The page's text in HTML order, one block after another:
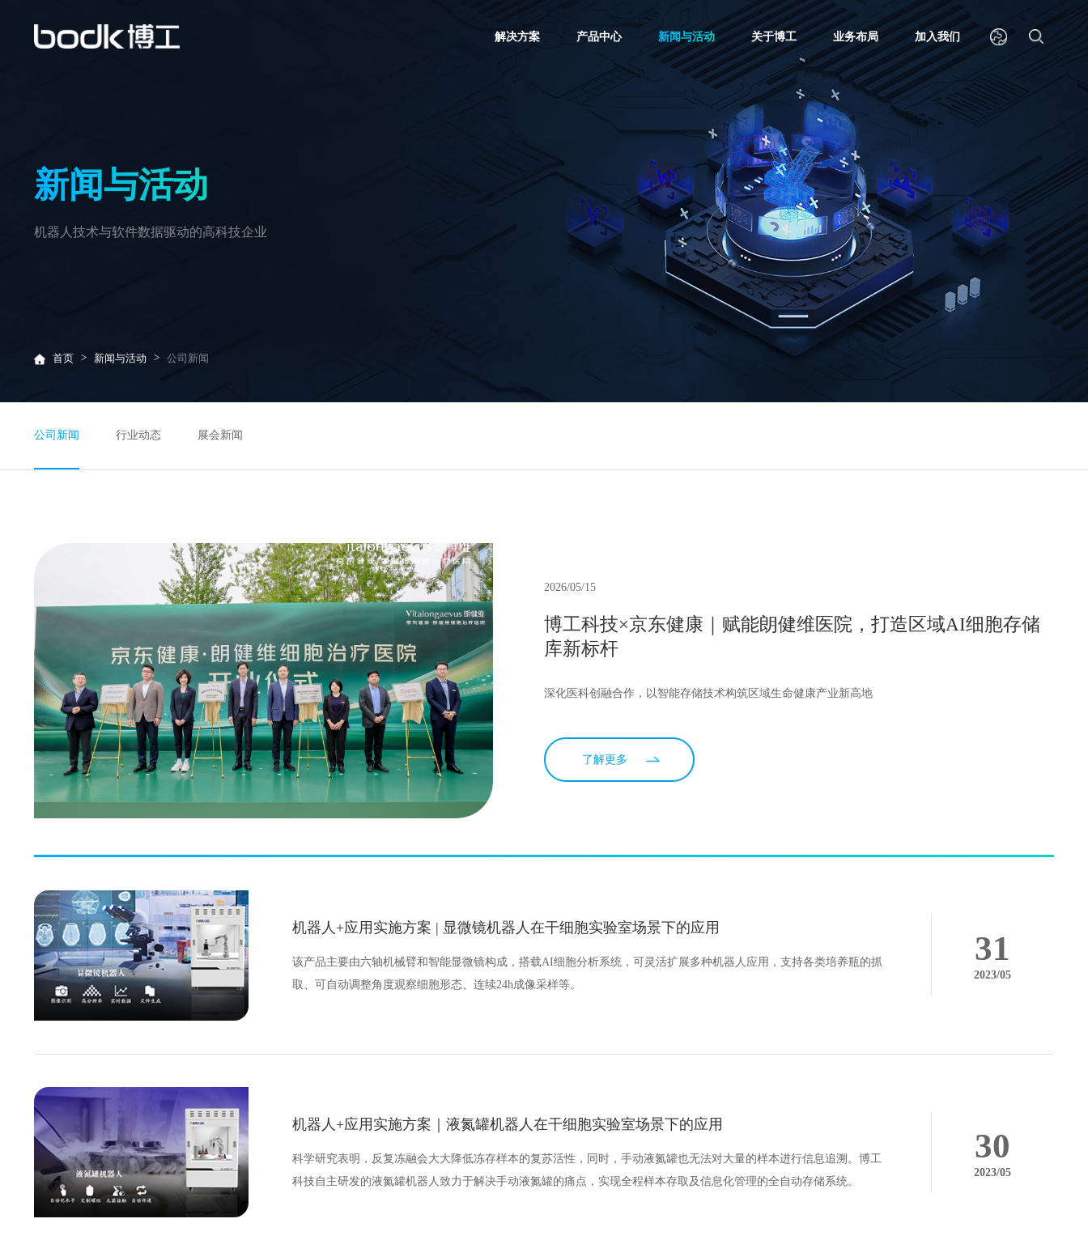
解决方案 产品中心 新闻与活动 关于博工 业务布局 加入我们
新闻与活动
机器人技术与软件数据驱动的高科技企业
首页 > 新闻与活动 > 公司新闻
公司新闻 行业动态 展会新闻
2026/05/15
博工科技×京东健康｜赋能朗健维医院，打造区域AI细胞存储
库新标杆
深化医科创融合作，以智能存储技术构筑区域生命健康产业新高地
了解更多
机器人+应用实施方案 | 显微镜机器人在干细胞实验室场景下的应用
该产品主要由六轴机械臂和智能显微镜构成，搭载AI细胞分析系统，可灵活扩展多种机器人应用，支持各类培养瓶的抓
取、可自动调整角度观察细胞形态、连续24h成像采样等。
31
2023/05
机器人+应用实施方案｜液氮罐机器人在干细胞实验室场景下的应用
科学研究表明，反复冻融会大大降低冻存样本的复苏活性，同时，手动液氮罐也无法对大量的样本进行信息追溯。博工
科技自主研发的液氮罐机器人致力于解决手动液氮罐的痛点，实现全程样本存取及信息化管理的全自动存储系统。
30
2023/05